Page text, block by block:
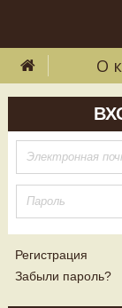
О
Регистрация
Забыли пароль?